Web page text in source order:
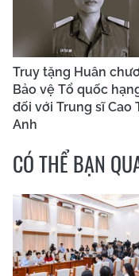
Truy tặng Huân
Bảo vệ Tổ quốc
đối với Trung sĩ Cao
Anh
CÓ THỂ BẠN